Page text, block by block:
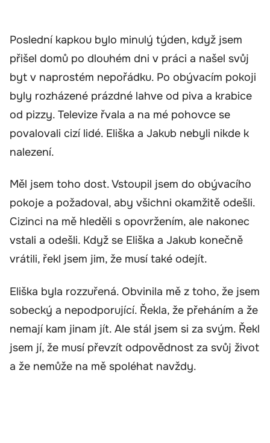
Poslední kapkou bylo minulý týden, když jsem
přišel domů po dlouhém dni v práci a našel svůj
byt v naprostém nepořádku. Po obývacím pokoji
byly rozházené prázdné lahve od piva a krabice
od pizzy. Televize řvala a na mé pohovce se
povalovali cizí lidé. Eliška a Jakub nebyli nikde k
nalezení.
Měl jsem toho dost. Vstoupil jsem do obývacího
pokoje a požadoval, aby všichni okamžitě odešli.
Cizinci na mě hleděli s opovržením, ale nakonec
vstali a odešli. Když se Eliška a Jakub konečně
vrátili, řekl jsem jim, že musí také odejít.
Eliška byla rozzuřená. Obvinila mě z toho, že jsem
sobecký a nepodporující. Řekla, že přeháním a že
nemají kam jinam jít. Ale stál jsem si za svým. Řekl
jsem jí, že musí převzít odpovědnost za svůj život
a že nemůže na mě spoléhat navždy.